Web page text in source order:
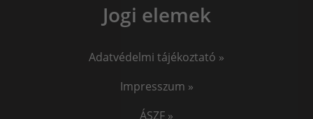
Jogi elemek
Adatvédelmi tájékoztató »
Impresszum »
ÁSZF »